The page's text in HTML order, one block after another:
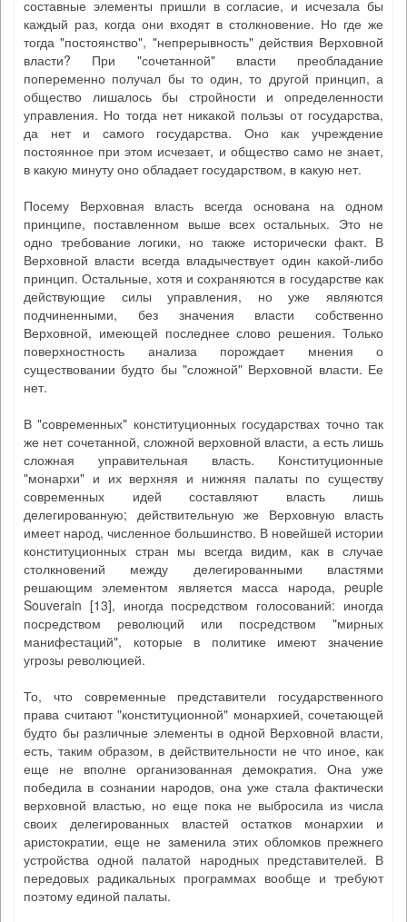
составные элементы пришли в согласие, и исчезала бы
каждый раз, когда они входят в столкновение. Но где же
тогда "постоянство", "непрерывность" действия Верховной
власти? При "сочетанной" власти преобладание
попеременно получал бы то один, то другой принцип, а
общество лишалось бы стройности и определенности
управления. Но тогда нет никакой пользы от государства,
да нет и самого государства. Оно как учреждение
постоянное при этом исчезает, и общество само не знает,
в какую минуту оно обладает государством, в какую нет.
Посему Верховная власть всегда основана на одном
принципе, поставленном выше всех остальных. Это не
одно требование логики, но также исторически факт. В
Верховной власти всегда владычествует один какой-либо
принцип. Остальные, хотя и сохраняются в государстве как
действующие силы управления, но уже являются
подчиненными, без значения власти собственно
Верховной, имеющей последнее слово решения. Только
поверхностность анализа порождает мнения о
существовании будто бы "сложной" Верховной власти. Ее
нет.
В "современных" конституционных государствах точно так
же нет сочетанной, сложной верховной власти, а есть лишь
сложная управительная власть. Конституционные
"монархи" и их верхняя и нижняя палаты по существу
современных идей составляют власть лишь
делегированную; действительную же Верховную власть
имеет народ, численное большинство. В новейшей истории
конституционных стран мы всегда видим, как в случае
столкновений между делегированными властями
решающим элементом является масса народа, peuple
Souverain [13], иногда посредством голосований: иногда
посредством революций или посредством "мирных
манифестаций", которые в политике имеют значение
угрозы революцией.
То, что современные представители государственного
права считают "конституционной" монархией, сочетающей
будто бы различные элементы в одной Верховной власти,
есть, таким образом, в действительности не что иное, как
еще не вполне организованная демократия. Она уже
победила в сознании народов, она уже стала фактически
верховной властью, но еще пока не выбросила из числа
своих делегированных властей остатков монархии и
аристократии, еще не заменила этих обломков прежнего
устройства одной палатой народных представителей. В
передовых радикальных программах вообще и требуют
поэтому единой палаты.